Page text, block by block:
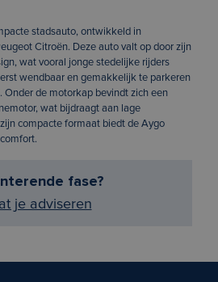
stadsauto, ontwikkeld in
Citroën. Deze auto valt op door zijn
wat vooral jonge stedelijke rijders
wendbaar en gemakkelijk te parkeren
de motorkap bevindt zich een
wat bijdraagt aan lage
compacte formaat biedt de Aygo
fase?
je adviseren